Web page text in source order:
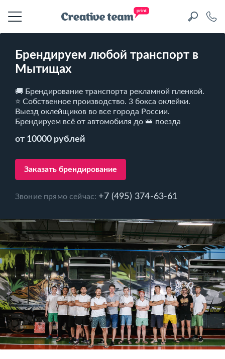
Брендируем любой транспорт в
Мытищах
🚚 Брендирование транспорта рекламной пленкой.
⭐ Собственное производство. 3 бокса оклейки.
Выезд оклейщиков во все города России.
Брендируем всё от автомобиля до 🚝 поезда
от 10000 рублей
Заказать брендирование
Звоние прямо сейчас: +7 (495) 374-63-61